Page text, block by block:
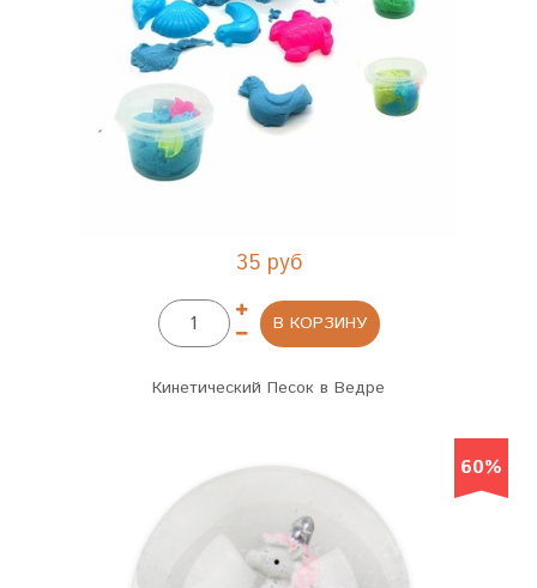
35 руб
В КОРЗИНУ
Кинетический Песок в Ведре
60%